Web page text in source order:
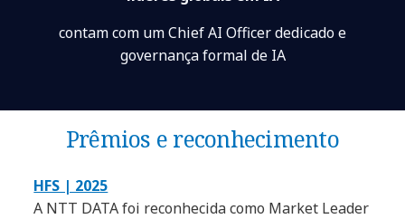
contam com um Chief AI Officer dedicado e
governança formal de IA
Prêmios e reconhecimento
HFS | 2025
A NTT DATA foi reconhecida como Market Leader